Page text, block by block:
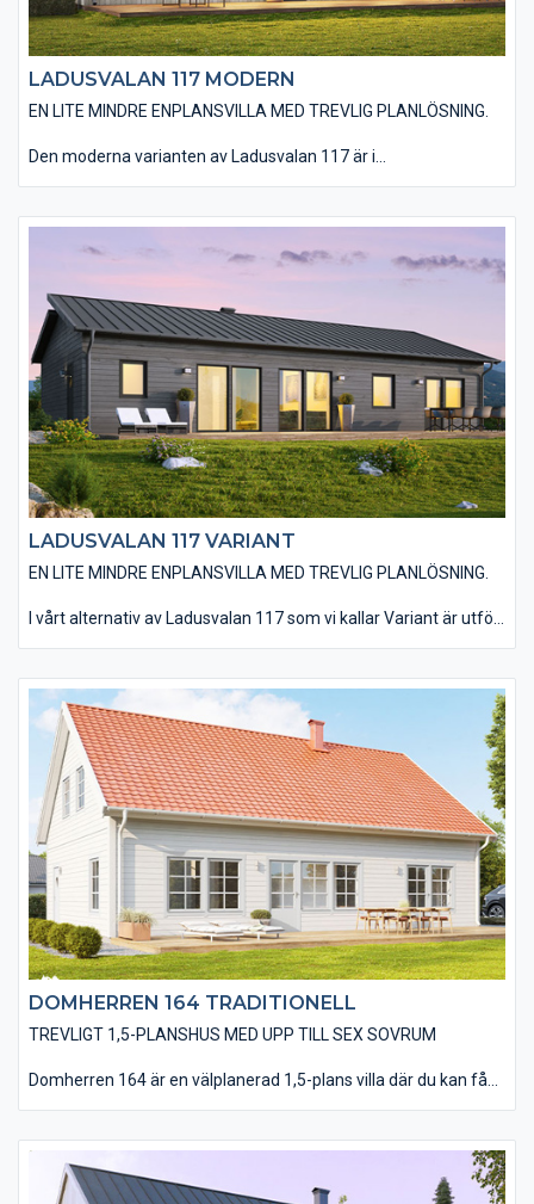
LADUSVALAN 117 MODERN
EN LITE MINDRE ENPLANSVILLA MED TREVLIG PLANLÖSNING.
Den moderna varianten av Ladusvalan 117 är i
Huset utförs utan utvändiga dörr- och fönsterfoder samt
knutbrädor vilket förstärker designen av ett modernt hus. Det
finns möjlighet att välja ett invändigt ryggåstak i vardagsrum,
kök, matplats och entré vilket ger huset en härlig rymd. Du har
en mängd valmöjligheter när det kommer till material och
utföranden. Välj bland olika träpaneltyper, takbeläggningar,
fönstertyper mm för att skapa just din husdröm.
LADUSVALAN 117 VARIANT
EN LITE MINDRE ENPLANSVILLA MED TREVLIG PLANLÖSNING.
I vårt alternativ av Ladusvalan 117 som vi kallar Variant är utfört
finns möjlighet att välja till ett invändigt ryggåstak i
vardagsrummet vilket ger en härlig rymd. Redan som standard
ingår de stora härliga fönsterpartierna som går ända ner till
golvet. Du har en mängd valmöjligheter när det kommer till
material och utföranden. Välj bland olika träpaneltyper,
takbeläggningar, fönstertyper mm för att skapa just din
husdröm.
DOMHERREN 164 TRADITIONELL
TREVLIGT 1,5-PLANSHUS MED UPP TILL SEX SOVRUM
Domherren 164 är en välplanerad 1,5-plans villa där du kan få
Undervåningen rymmer även badrum, tvättstuga och två
sovrum vilket gör att du har valmöjligheten att vänta med att
inreda övervåningen först när familjen växer. På övre plan finns